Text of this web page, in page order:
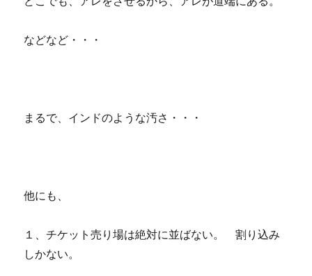
などなど・・・
まるで、インドのような汚さ・・・
他にも、
１、チケット売り場は絶対に並ばない。 割り込み
しかない。